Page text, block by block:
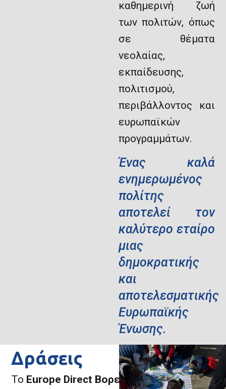
καθημερινή ζωή
των πολιτών, όπως
σε θέματα
νεολαίας,
εκπαίδευσης,
πολιτισμού,
περιβάλλοντος και
ευρωπαϊκών
προγραμμάτων.
Ένας καλά
ενημερωμένος
πολίτης
αποτελεί τον
καλύτερο εταίρο
μιας
δημοκρατικής
και
αποτελεσματικής
Ευρωπαϊκής
Ένωσης.
Δράσεις
Το Europe Direct Βορείου